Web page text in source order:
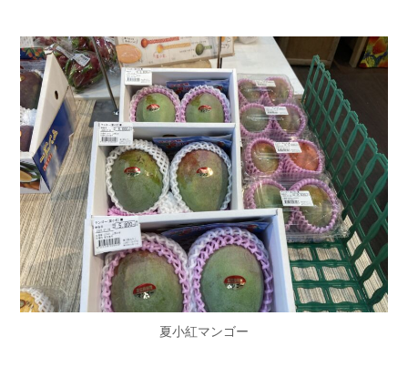
夏小紅マンゴー